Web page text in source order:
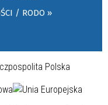
/ RODO »